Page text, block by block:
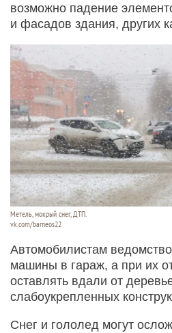
возможно падение
и фасадов здания, других
Метель, мокрый снег, ДТП.
vk.com/barneos22
Автомобилистам ведомство
машины в гараж, а при их
оставлять вдали от
слабоукрепленных
Снег и гололед могут